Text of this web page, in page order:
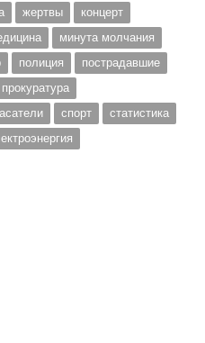
жертвы
концерт
минута молчания
полиция
пострадавшие
прокуратура
спорт
статистика